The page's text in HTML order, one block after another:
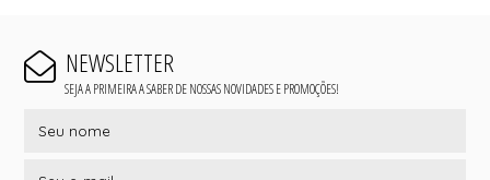
NEWSLETTER
SEJA A PRIMEIRA A SABER DE NOSSAS NOVIDADES E PROMOÇÕES!